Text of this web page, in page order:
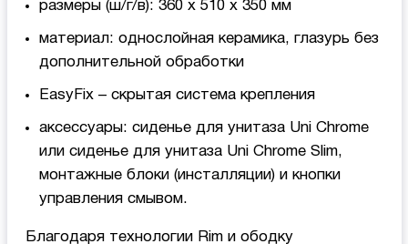
размеры (ш/г/в): 360 x 510 x 350 мм
материал: однослойная керамика, глазурь без
дополнительной обработки
EasyFix – скрытая система крепления
аксессуары: сиденье для унитаза Uni Chrome
или сиденье для унитаза Uni Chrome Slim,
монтажные блоки (инсталляции) и кнопки
управления смывом.
Благодаря технологии Rim и ободку